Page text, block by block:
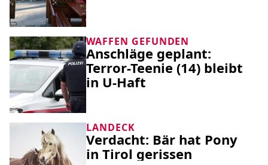
WAFFEN GEFUNDEN
Anschläge geplant:
Terror-Teenie (14) bleibt
in U-Haft
LANDECK
Verdacht: Bär hat Pony
in Tirol gerissen